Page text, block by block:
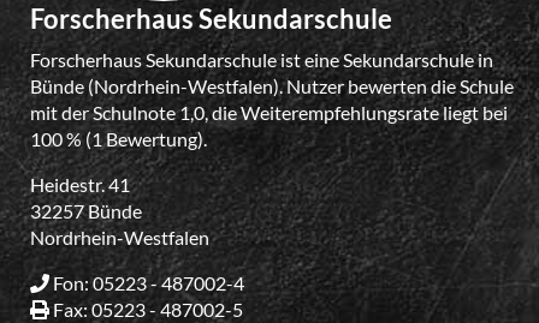
Forscherhaus Sekundarschule
Forscherhaus Sekundarschule ist eine Sekundarschule in
Bünde (Nordrhein-Westfalen). Nutzer bewerten die Schule
mit der Schulnote 1,0, die Weiterempfehlungsrate liegt bei
100 % (1 Bewertung).
Heidestr. 41
32257 Bünde
Nordrhein-Westfalen
Fon: 05223 - 487002-4
Fax: 05223 - 487002-5